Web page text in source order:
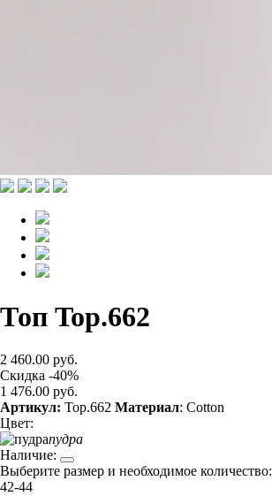
Топ Top.662
2 460.00 руб.
Скидка -40%
1 476.00 руб.
Артикул: Top.662 Материал: Cotton
Цвет:
пудра
Наличие:
Выберите размер и необходимое количество:
42-44